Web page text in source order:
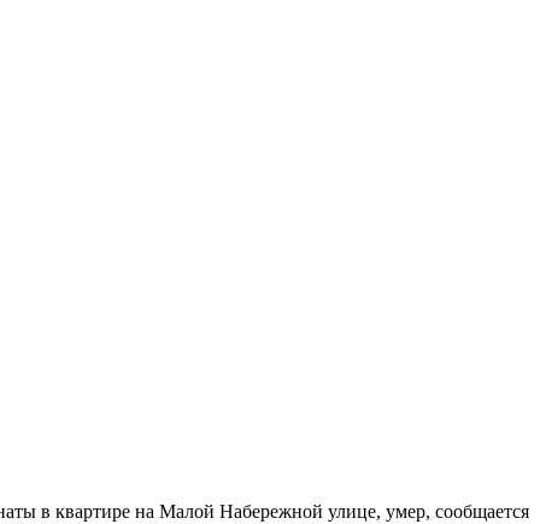
в квартире на Малой Набережной улице, умер, сообщается